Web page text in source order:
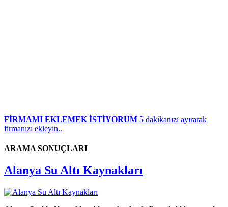
FİRMAMI EKLEMEK İSTİYORUM 5 dakikanızı ayırarak
firmanızı ekleyin..
ARAMA SONUÇLARI
Alanya Su Altı Kaynakları